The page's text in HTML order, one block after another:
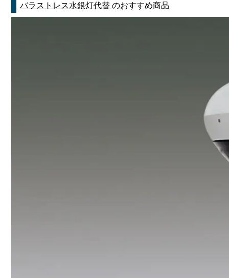
バラストレス水銀灯代替のおすすめ商品